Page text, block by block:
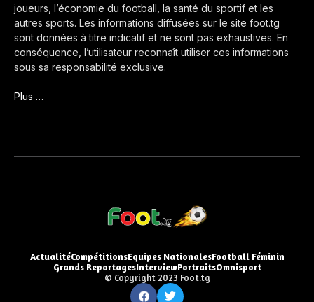
joueurs, l’économie du football, la santé du sportif et les
autres sports. Les informations diffusées sur le site foot.tg
sont données à titre indicatif et ne sont pas exhaustives. En
conséquence, l’utilisateur reconnaît utiliser ces informations
sous sa responsabilité exclusive.
Plus …
ActualitéCompétitionsEquipes NationalesFootball Féminin
Grands ReportagesInterviewPortraitsOmnisport
© Copyright 2023 Foot.tg